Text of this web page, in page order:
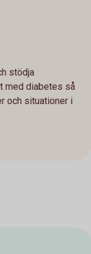
stödja
med diabetes så
och situationer i